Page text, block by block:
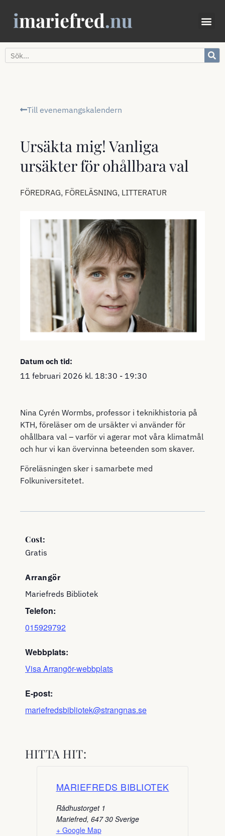
Till evenemangskalendern
Ursäkta mig! Vanliga
ursäkter för ohållbara val
FÖREDRAG, FÖRELÄSNING, LITTERATUR
Datum och tid:
11 februari 2026 kl. 18:30 - 19:30
Nina Cyrén Wormbs, professor i teknikhistoria på
KTH, föreläser om de ursäkter vi använder för
ohållbara val – varför vi agerar mot våra klimatmål
och hur vi kan övervinna beteenden som skaver.
Föreläsningen sker i samarbete med
Folkuniversitetet.
Cost:
Gratis
Arrangör
Mariefreds Bibliotek
Telefon:
015929792
Webbplats:
Visa Arrangör-webbplats
E-post:
mariefredsbibliotek@strangnas.se
HITTA HIT:
MARIEFREDS BIBLIOTEK
Rådhustorget 1
Mariefred, 647 30 Sverige
+ Google Map